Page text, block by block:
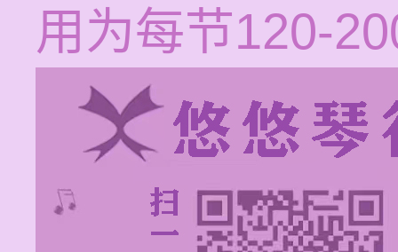
用为每节120-